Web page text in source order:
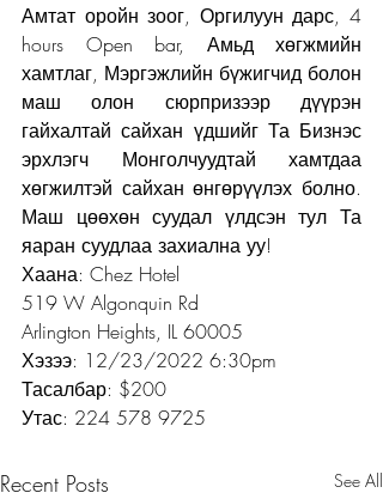
Амтат оройн зоог, Оргилуун дарс, 4
hours Open bar, Амьд хөгжмийн
хамтлаг, Мэргэжлийн бүжигчид болон
маш олон сюрпризээр дүүрэн
гайхалтай сайхан үдшийг Та Бизнэс
эрхлэгч Монголчуудтай хамтдаа
хөгжилтэй сайхан өнгөрүүлэх болно.
Маш цөөхөн суудал үлдсэн тул Та
яаран суудлаа захиална уу!
Хаана: Chez Hotel
519 W Algonquin Rd
Arlington Heights, IL 60005
Хэзээ: 12/23/2022 6:30pm
Тасалбар: $200
Утас: 224 578 9725
Recent Posts See All